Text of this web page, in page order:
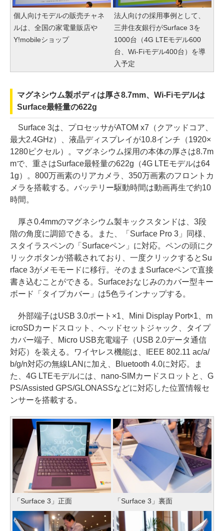
個人向けモデルの販売チャネ
ルは、全国の家電量販店や
Y!mobileショップ
法人向けの採用事例として、
三井住友銀行がSurface 3を
1000台（4G LTEモデル600
台、Wi-Fiモデル400台）を導
入予定
マグネシウム製ボディは厚さ8.7mm、Wi-Fiモデルは
Surface最軽量の622g
Surface 3は、プロセッサがATOM x7（クアッドコア、
最大2.4GHz）、液晶ディスプレイが10.8インチ（1920×
1280ピクセル）。マグネシウム採用の本体の厚さは8.7m
mで、重さはSurface最軽量の622g（4G LTEモデルは64
1g）。800万画素のリアカメラ、350万画素のフロントカ
メラを搭載する。バッテリー駆動時間は動画再生で約10
時間。
厚さ0.4mmのマグネシウム製キックスタンドは、3段
階の角度に調節できる。また、「Surface Pro 3」同様、
スタイラスペンの「Surfaceペン」に対応。ペンの頭にク
リックボタンが搭載されており、一度クリックするとSu
rface 3がメモモードに移行。そのままSurfaceペンで直接
書き込むことができる。Surfaceおなじみのカバー型キー
ボード「タイプカバー」は5色ラインナップする。
外部端子はUSB 3.0ポート×1、Mini Display Port×1、m
icroSDカードスロット、ヘッドセットジャック、タイプ
カバー端子、Micro USB充電端子（USB 2.0データ通信
対応）を装える。ワイヤレス機能は、IEEE 802.11 ac/a/
b/g/n対応の無線LANに加え、Bluetooth 4.0に対応。ま
た、4G LTEモデルには、nano-SIMカードスロットと、G
PS/Assisted GPS/GLONASSなどに対応した位置情報セ
ンサーを搭載する。
「Surface 3」正面 「Surface 3」裏面